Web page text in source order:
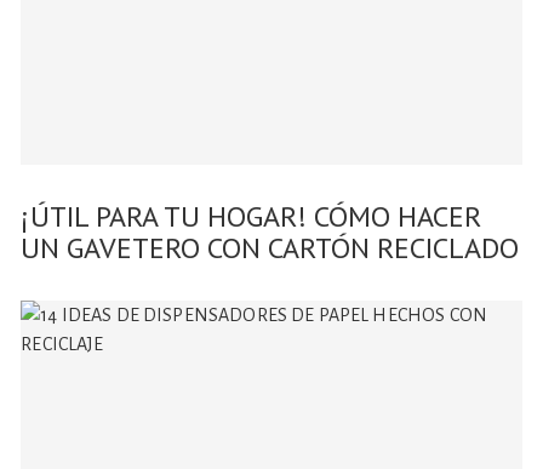
¡ÚTIL PARA TU HOGAR! CÓMO HACER
UN GAVETERO CON CARTÓN RECICLADO